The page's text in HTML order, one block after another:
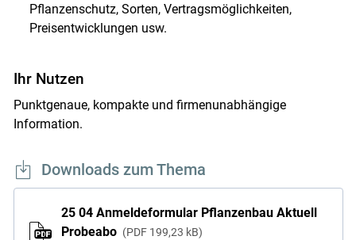
Pflanzenschutz, Sorten, Vertragsmöglichkeiten,
Preisentwicklungen usw.
Ihr Nutzen
Punktgenaue, kompakte und firmenunabhängige
Information.
Downloads zum Thema
25 04 Anmeldeformular Pflanzenbau Aktuell
Probeabo
PDF 199,23 kB